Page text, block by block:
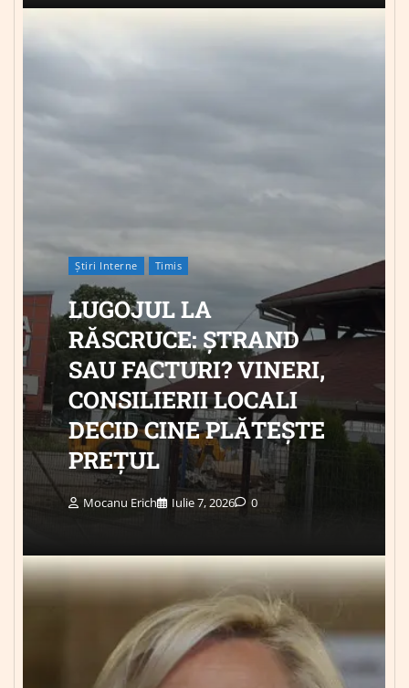
Știri Interne Timis
LUGOJUL LA
RĂSCRUCE: ȘTRAND
SAU FACTURI? VINERI,
CONSILIERII LOCALI
DECID CINE PLĂTEȘTE
PREȚUL
Mocanu Erich Iulie 7, 2026 0